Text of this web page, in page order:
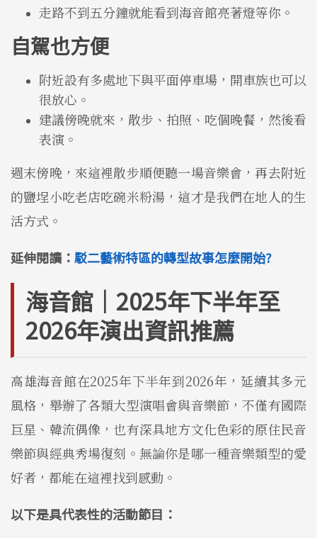
走路不到五分鐘就能看到海音館亮著燈等你。
自駕也方便
附近設有多處地下與平面停車場，開車族也可以
很放心。
建議傍晚就來，散步、拍照、吃個晚餐，然後看
表演。
週末傍晚，來這裡散步順便聽一場音樂會，再去附近
的鹽埕小吃老店吃碗米粉湯，這才是我們在地人的生
活方式。
延伸閱讀： 駁二藝術特區的轉型故事怎麼開始?
海音館｜2025年下半年至
2026年演出資訊推薦
高雄海音館在2025年下半年到2026年，延續其多元
風格，舉辦了各類大型演唱會與音樂節，不僅有國際
巨星、韓流偶像，也有深具地方文化色彩的原住民音
樂節與經典秀場復刻。無論你是哪一種音樂類型的愛
好者，都能在這裡找到感動。
以下是具代表性的活動節目：